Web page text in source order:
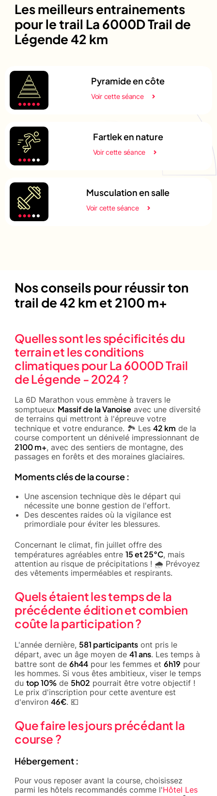
Les meilleurs entrainements
pour le trail La 6000D Trail de
Légende 42 km
Pyramide en côte
Voir cette séance
Fartlek en nature
Voir cette séance
Musculation en salle
Voir cette séance
Nos conseils pour réussir ton
trail de 42 km et 2100 m+
Quelles sont les spécificités du
terrain et les conditions
climatiques pour La 6000D Trail
de Légende - 2024 ?
La 6D Marathon vous emmène à travers le
somptueux Massif de la Vanoise avec une diversité
de terrains qui mettront à l'épreuve votre
technique et votre endurance. 🏞️ Les 42 km de la
course comportent un dénivelé impressionnant de
2100 m+, avec des sentiers de montagne, des
passages en forêts et des moraines glaciaires.
Moments clés de la course :
Une ascension technique dès le départ qui
nécessite une bonne gestion de l'effort.
Des descentes raides où la vigilance est
primordiale pour éviter les blessures.
Concernant le climat, fin juillet offre des
températures agréables entre 15 et 25°C, mais
attention au risque de précipitations ! 🌧️ Prévoyez
des vêtements imperméables et respirants.
Quels étaient les temps de la
précédente édition et combien
coûte la participation ?
L'année dernière, 581 participants ont pris le
départ, avec un âge moyen de 41 ans. Les temps à
battre sont de 6h44 pour les femmes et 6h19 pour
les hommes. Si vous êtes ambitieux, viser le temps
du top 10% de 5h02 pourrait être votre objectif !
Le prix d'inscription pour cette aventure est
d'environ 46€. 💶
Que faire les jours précédant la
course ?
Hébergement :
Pour vous reposer avant la course, choisissez
parmi les hôtels recommandés comme l'Hôtel Les